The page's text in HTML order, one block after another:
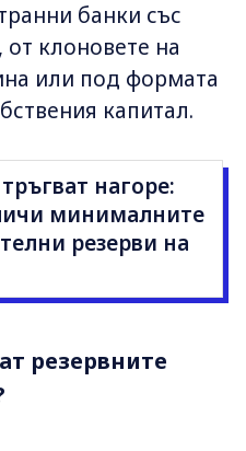
банки със
клоновете на
или под формата
капитал.
нагоре:
минималните
резерви на
резервните